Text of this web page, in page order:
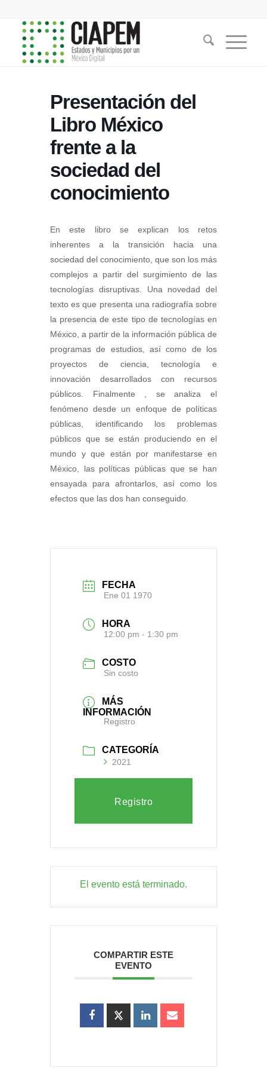
Presentación del
Libro México
frente a la
sociedad del
conocimiento
En este libro se explican los retos
inherentes a la transición hacia una
sociedad del conocimiento, que son los más
complejos a partir del surgimiento de las
tecnologías disruptivas. Una novedad del
texto es que presenta una radiografía sobre
la presencia de este tipo de tecnologías en
México, a partir de la información pública de
programas de estudios, así como de los
proyectos de ciencia, tecnología e
innovación desarrollados con recursos
públicos. Finalmente , se analiza el
fenómeno desde un enfoque de políticas
públicas, identificando los problemas
públicos que se están produciendo en el
mundo y que están por manifestarse en
México, las políticas públicas que se han
ensayada para afrontarlos, así como los
efectos que las dos han conseguido.
FECHA
Ene 01 1970
HORA
12:00 pm - 1:30 pm
COSTO
Sin costo
MÁS
INFORMACIÓN
Registro
CATEGORÍA
2021
Registro
El evento está terminado.
COMPARTIR ESTE
EVENTO